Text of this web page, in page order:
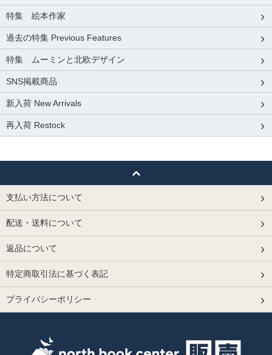
特集 絵本作家
過去の特集 Previous Features
特集 ムーミンと北欧デザイン
SNS掲載商品
新入荷 New Arrivals
再入荷 Restock
支払い方法について
配送・送料について
返品について
特定商取引法に基づく表記
プライバシーポリシー